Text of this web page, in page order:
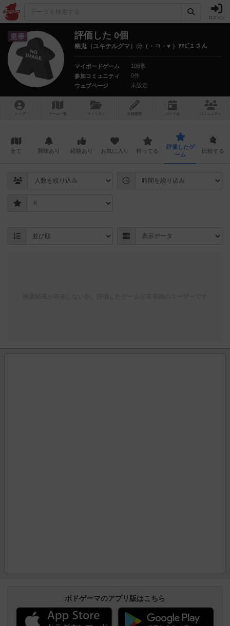
ログイン
皇帝 評価した 0個
幽鬼（ユキテルグマ）@（・ㅋ・♥ ）ｱﾏﾋﾞｴ さん
マイボードゲーム
106個
参加コミュニティ
0件
ウェブページ
未設定
トップ ゲーム一覧 マイリスト 投稿履歴 ボ ドゲ コミュニティ
全て 興味あり 経験あり お気に入り 持ってる
評価したゲ
ーム
比較する
ボドゲーマのアプリ版はこちら